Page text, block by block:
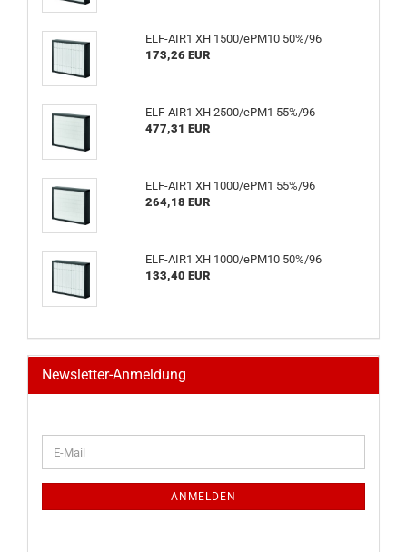
ELF-AIR1 XH 1500/ePM10 50%/96
173,26 EUR
ELF-AIR1 XH 2500/ePM1 55%/96
477,31 EUR
ELF-AIR1 XH 1000/ePM1 55%/96
264,18 EUR
ELF-AIR1 XH 1000/ePM10 50%/96
133,40 EUR
Newsletter-Anmeldung
ZUR
E-
Mail
ANMELDEN